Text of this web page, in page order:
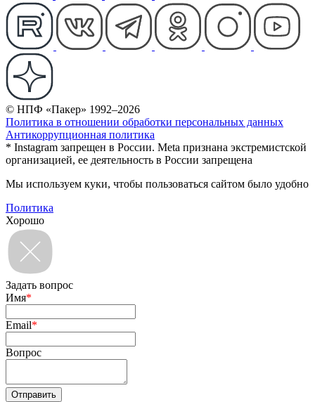
© НПФ «Пакер» 1992–2026
Политика в отношении обработки персональных данных
Антикоррупционная политика
* Instagram запрещен в России. Meta признана экстремистской
организацией, ее деятельность в России запрещена
Мы используем куки, чтобы пользоваться сайтом было удобно
Политика
Хорошо
Задать вопрос
Имя*
Email*
Вопрос